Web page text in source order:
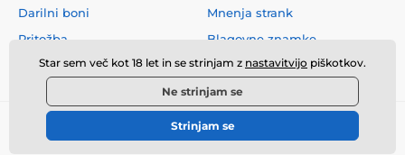
Darilni boni
Pritožba
O nas
Mnenja strank
Blagovne znamke
Poslovni pogoji
© 2026 www.deeplove.si ⦁ E-trgovino je ustvarila
Star sem več kot 18 let in se strinjam z nastavitvijo piškotkov.
Ne strinjam se
Strinjam se